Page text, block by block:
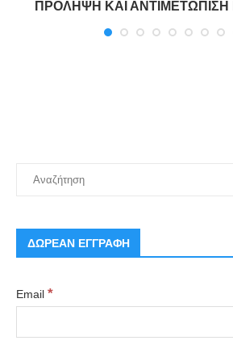
ΠΡΟΛΗΨΗ ΚΑΙ ΑΝΤΙΜΕΤΩΠΙΣΗ
ΔΩΡΕΑΝ ΕΓΓΡΑΦΗ
Email *